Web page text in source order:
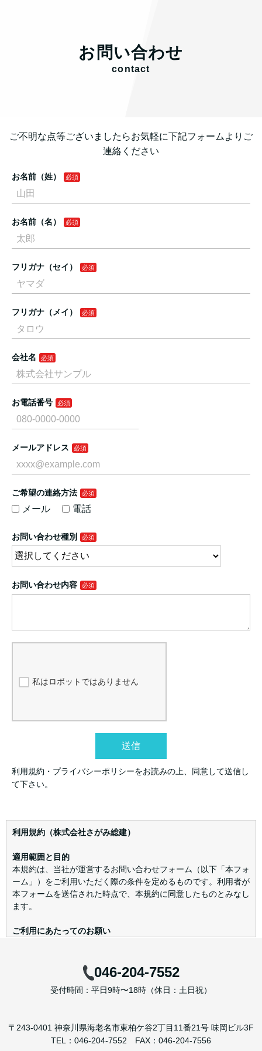
お問い合わせ
contact
ご不明な点等ございましたらお気軽に下記フォームよりご
連絡ください
お名前（姓）
お名前（名）
フリガナ（セイ）
フリガナ（メイ）
会社名
お電話番号
メールアドレス
ご希望の連絡方法
メール 電話
お問い合わせ種別
お問い合わせ内容
私はロボットではありません
送信
利用規約・プライバシーポリシーをお読みの上、同意して送信し
て下さい。
利用規約 （株式会社さがみ総建）
適用範囲と目的
本規約は、当社が運営するお問い合わせフォーム（以下「本フォ
ーム」）をご利用いただく際の条件を定めるものです。利用者が
本フォームを送信された時点で、本規約に同意したものとみなし
ます。
ご利用にあたってのお願い
信しないでください。
本フォームの運営を妨げる行為（スパム送信、システムへの不正
アクセス等）はお控えください。
当社は、利用者が送信した情報の完全性・正確性について責任を
負いません。
046-204-7552
受付時間：平日9時〜18時（休日：土日祝）
〒243-0401 神奈川県海老名市東柏ケ谷2丁目11番21号 味岡ビル3F
TEL：046-204-7552 FAX：046-204-7556